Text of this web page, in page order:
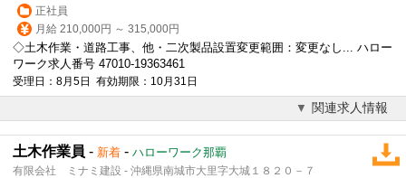
正社員
月給 210,000円 ～ 315,000円
◇土木作業・道路工事、他・二次製品設置変更範囲：変更なし... ハロー
ワーク求人番号 47010-19363461
受理日：8月5日 有効期限：10月31日
関連求人情報
土木作業員 - 新着 - ハローワーク那覇
有限会社 ミナミ建設 - 沖縄県南城市大里字大城１８２０－７